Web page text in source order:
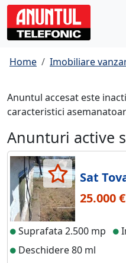
Home Imobiliare
Anuntul accesat este
caracteristici
Anunturi active
Sat
25.000 €
Suprafata 2.500 mp
Deschidere 80 ml